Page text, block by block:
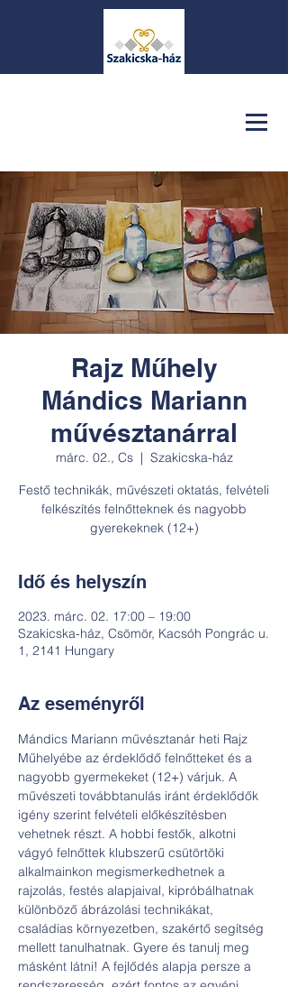
Rajz Műhely
Mándics Mariann
művésztanárral
márc. 02., Cs
  |
Szakicska-ház
Festő technikák, művészeti oktatás, felvételi
felkészítés felnőtteknek és nagyobb
gyerekeknek (12+)
Idő és helyszín
2023. márc. 02. 17:00 – 19:00
Szakicska-ház, Csömör, Kacsóh Pongrác u.
1, 2141 Hungary
Az eseményről
Mándics Mariann művésztanár heti Rajz
Műhelyébe az érdeklődő felnőtteket és a
nagyobb gyermekeket (12+) várjuk. A
művészeti továbbtanulás iránt érdeklődők
igény szerint felvételi előkészítésben
vehetnek részt. A hobbi festők, alkotni
vágyó felnőttek klubszerű csütörtöki
alkalmainkon megismerkedhetnek a
rajzolás, festés alapjaival, kipróbálhatnak
különböző ábrázolási technikákat,
családias környezetben, szakértő segítség
mellett tanulhatnak. Gyere és tanulj meg
másként látni! A fejlődés alapja persze a